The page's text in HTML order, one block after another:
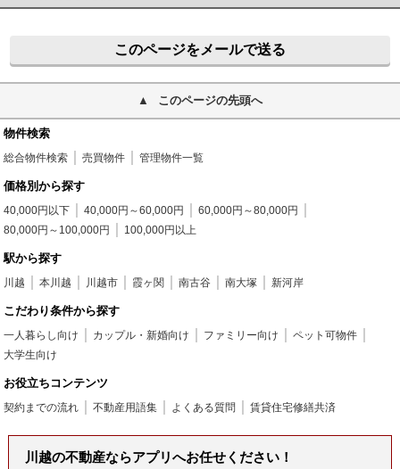
このページをメールで送る
このページの先頭へ
物件検索
総合物件検索 売買物件 管理物件一覧
価格別から探す
40,000円以下 40,000円～60,000円
60,000円～80,000円
80,000円～100,000円
100,000円以上
駅から探す
川越 本川越 川越市 霞ヶ関 南古谷 南大塚 新河岸
こだわり条件から探す
一人暮らし向け カップル・新婚向け ファミリー向け
ペット可物件
大学生向け
お役立ちコンテンツ
契約までの流れ 不動産用語集 よくある質問 賃貸住宅修繕共済
川越の不動産ならアプリへお任せください！